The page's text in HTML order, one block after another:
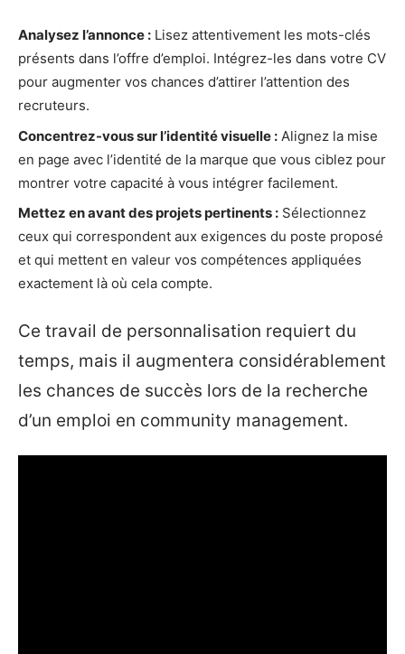
Analysez l’annonce : Lisez attentivement les mots-clés
présents dans l’offre d’emploi. Intégrez-les dans votre CV
pour augmenter vos chances d’attirer l’attention des
recruteurs.
Concentrez-vous sur l’identité visuelle : Alignez la mise
en page avec l’identité de la marque que vous ciblez pour
montrer votre capacité à vous intégrer facilement.
Mettez en avant des projets pertinents : Sélectionnez
ceux qui correspondent aux exigences du poste proposé
et qui mettent en valeur vos compétences appliquées
exactement là où cela compte.
Ce travail de personnalisation requiert du
temps, mais il augmentera considérablement
les chances de succès lors de la recherche
d’un emploi en community management.